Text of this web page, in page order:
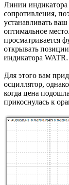
Линии
сопротивления,
устанавливать
оптимальное
просматривается
открывать
индикатора WATR.
Для этого вам
осциллятор,
когда цена
прикоснулась к